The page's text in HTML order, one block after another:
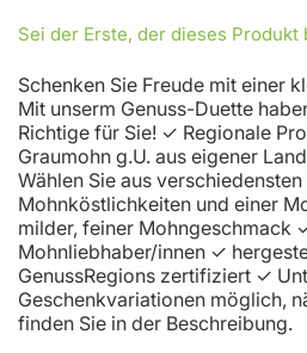
Sei der Erste, der dieses Produkt
Schenken Sie Freude mit einer
Mit unserm Genuss-Duette
Richtige für Sie! ✓ Regionale
Graumohn g.U. aus eigener
Wählen Sie aus
Mohnköstlichkeiten und einer
milder, feiner Mohngeschmack
Mohnliebhaber/innen ✓
GenussRegions zertifiziert ✓
Geschenkvariationen möglich,
finden Sie in der Beschreibung.